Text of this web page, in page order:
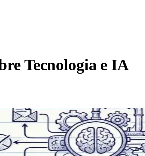
Tecnologia e IA